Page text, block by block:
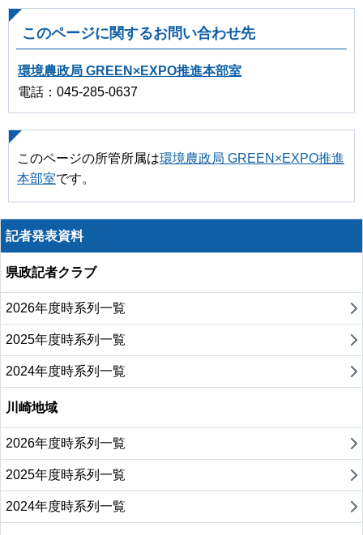
このページに関するお問い合わせ先
環境農政局 GREEN×EXPO推進本部室
電話：045-285-0637
このページの所管所属は環境農政局 GREEN×EXPO推進
本部室です。
記者発表資料
県政記者クラブ
2026年度時系列一覧
2025年度時系列一覧
2024年度時系列一覧
川崎地域
2026年度時系列一覧
2025年度時系列一覧
2024年度時系列一覧